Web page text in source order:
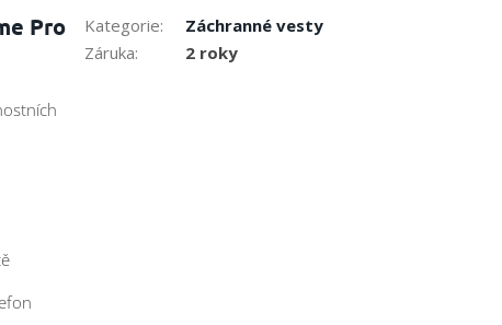
Pro
Kategorie:
Záchranné vesty
Záruka: 2 roky